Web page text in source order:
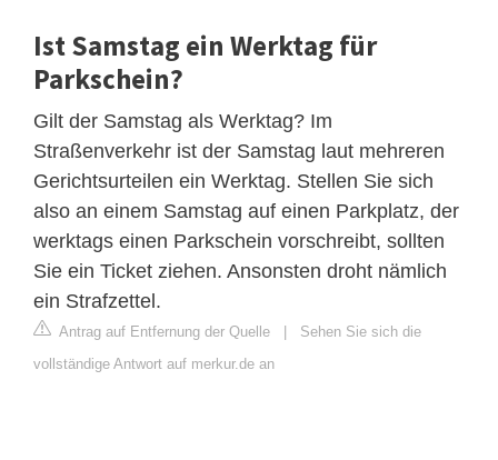
Ist Samstag ein Werktag für
Parkschein?
Gilt der Samstag als Werktag? Im
Straßenverkehr ist der Samstag laut mehreren
Gerichtsurteilen ein Werktag. Stellen Sie sich
also an einem Samstag auf einen Parkplatz, der
werktags einen Parkschein vorschreibt, sollten
Sie ein Ticket ziehen. Ansonsten droht nämlich
ein Strafzettel.
Antrag auf Entfernung der Quelle | Sehen Sie sich die
vollständige Antwort auf merkur.de an